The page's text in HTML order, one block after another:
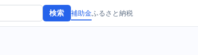
検索 補助金ふるさと納税